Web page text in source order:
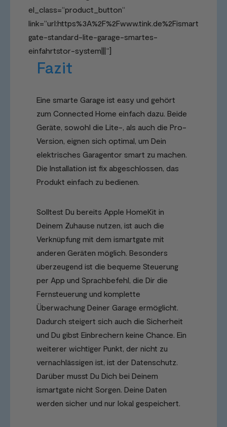
el_class=“product_button“
link=“url:https%3A%2F%2Fwww.tink.de%2Fismart
gate-standard-lite-garage-smartes-
einfahrtstor-system|||“]
Fazit
Eine smarte Garage ist easy und gehört
zum Connected Home einfach dazu. Beide
Geräte, sowohl die Lite-, als auch die Pro-
Version, eignen sich optimal, um Dein
elektrisches Garagentor smart zu machen.
Die Installation ist fix abgeschlossen, das
Produkt einfach zu bedienen.
Solltest Du bereits Apple HomeKit in
Deinem Zuhause nutzen, ist auch die
Verknüpfung mit dem ismartgate mit
anderen Geräten möglich. Besonders
überzeugend ist die bequeme Steuerung
per App und Sprachbefehl, die Dir die
Fernsteuerung und komplette
Überwachung Deiner Garage ermöglicht.
Dadurch steigert sich auch die Sicherheit
und Du gibst Einbrechern keine Chance. Ein
weiterer wichtiger Punkt, der nicht zu
vernachlässigen ist, ist der Datenschutz.
Darüber musst Du Dich bei Deinem
ismartgate nicht Sorgen. Deine Daten
werden sicher und nur lokal gespeichert.